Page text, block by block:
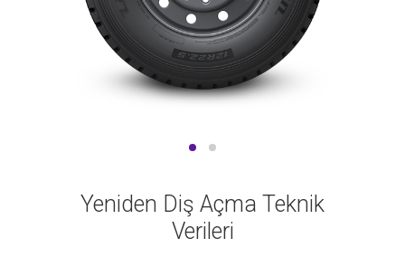
Yeniden Diş Açma Teknik
Verileri